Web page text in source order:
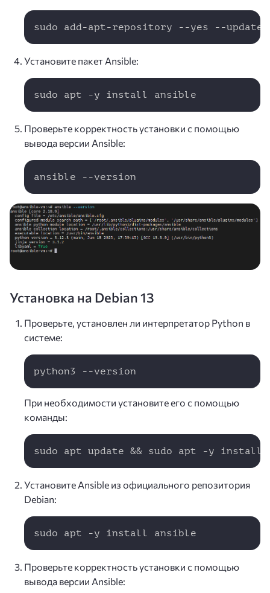
sudo add-apt-repository --yes --update
Установите пакет Ansible:
sudo apt -y install ansible
Проверьте корректность установки с помощью
вывода версии Ansible:
ansible --version
Установка на Debian 13
Проверьте, установлен ли интерпретатор Python в
системе:
python3 --version
При необходимости установите его с помощью
команды:
sudo apt update && sudo apt -y install
Установите Ansible из официального репозитория
Debian:
sudo apt -y install ansible
Проверьте корректность установки с помощью
вывода версии Ansible: